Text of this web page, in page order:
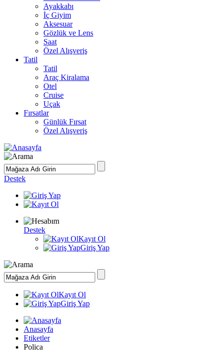
Ayakkabı
İç Giyim
Aksesuar
Gözlük ve Lens
Saat
Özel Alışveriş
Tatil
Tatil
Araç Kiralama
Otel
Cruise
Uçak
Fırsatlar
Günlük Fırsat
Özel Alışveriş
Destek
Destek
Kayıt Ol
Giriş Yap
Kayıt Ol
Giriş Yap
Anasayfa
Etiketler
Polica